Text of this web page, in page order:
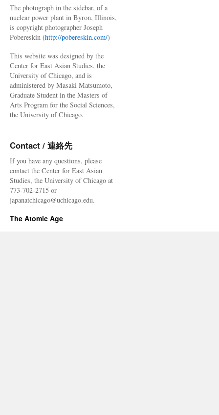
The photograph in the sidebar, of a
nuclear power plant in Byron, Illinois,
is copyright photographer Joseph
Pobereskin (http://pobereskin.com/)
This website was designed by the
Center for East Asian Studies, the
University of Chicago, and is
administered by Masaki Matsumoto,
Graduate Student in the Masters of
Arts Program for the Social Sciences,
the University of Chicago.
Contact / 連絡先
If you have any questions, please
contact the Center for East Asian
Studies, the University of Chicago at
773-702-2715 or
japanatchicago@uchicago.edu.
The Atomic Age